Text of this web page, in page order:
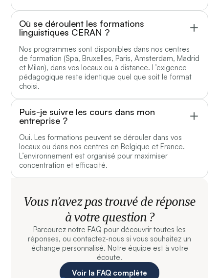
Où se déroulent les formations
linguistiques CERAN ?
Nos programmes sont disponibles dans nos centres
de formation (Spa, Bruxelles, Paris, Amsterdam, Madrid
et Milan), dans vos locaux ou à distance. L’exigence
pédagogique reste identique quel que soit le format
choisi.
Puis-je suivre les cours dans mon
entreprise ?
Oui. Les formations peuvent se dérouler dans vos
locaux ou dans nos centres en Belgique et France.
L’environnement est organisé pour maximiser
concentration et efficacité.
Vous n’avez pas trouvé de réponse
à votre question ?
Parcourez notre FAQ pour découvrir toutes les
réponses, ou contactez-nous si vous souhaitez un
échange personnalisé. Notre équipe est à votre
écoute.
Voir la FAQ complète